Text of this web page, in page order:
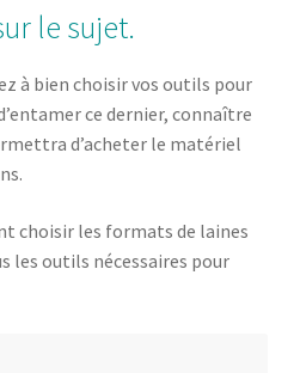
le sujet.
à bien choisir vos outils pour
ce dernier, connaître
d’acheter le matériel
choisir les formats de laines
les outils nécessaires pour